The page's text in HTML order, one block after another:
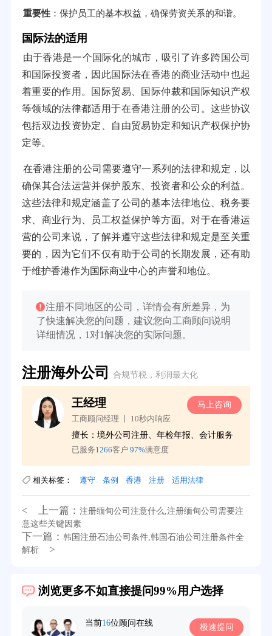
重要性：保护员工的基本权益，确保劳资关系的和谐。
国际法的适用
由于香港是一个国际化的城市，吸引了许多跨国公司
和国际投资者，因此国际法在香港的商业活动中也起
着重要的作用。国际贸易、国际仲裁和国际知识产权
等领域的法律都适用于在香港注册的公司。这些协议
包括双边投资协定、自由贸易协定和知识产权保护协
定等。
在香港注册的公司需要遵守一系列的法律和规定，以
确保其合法运营并保护股东、投资者和公众的利益。
这些法律和规定涵盖了公司的基本法律地位、税务要
求、商业行为、员工权益保护等方面。对于在香港运
营的公司来说，了解并遵守这些法律和规定是至关重
要的，因为它们不仅有助于公司的长期发展，还有助
于维护香港作为国际商业中心的声誉和地位。
注册不同地区的公司，详情会有所差异，为
了快速解决您的问题，建议您向工商顾问说明
详细情况，1对1解决您的实际问题。
注册海外公司 合规节税，利润最大化
王经理
工商顾问经理 丨 10秒内响应
擅长：境外公司注册、年检年报、会计服务
已服务1266客户 97%满意度
马上咨询
相关标签： 遵守 条例 香港 注册 适用法律
< 上一篇： 注册缅甸公司注意什么,注册缅甸公司需要注
意这些关键因素
下一篇： 韩国注册石油公司条件,韩国石油公司注册条件全
解析>
浏览更多不如直接提问99%用户选择
当前16位顾问在线 极速提问
3分钟前用户提问：注册新加坡公司要求？
6分钟前用户提问：注册香港公司需要哪些条件？